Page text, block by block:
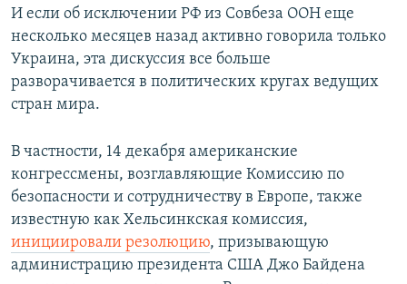
И если об исключении РФ из Совбеза ООН еще
несколько месяцев назад активно говорила только
Украина, эта дискуссия все больше
разворачивается в политических кругах ведущих
стран мира.
В частности, 14 декабря американские
конгрессмены, возглавляющие Комиссию по
безопасности и сотрудничеству в Европе, также
известную как Хельсинкская комиссия,
инициировали резолюцию, призывающую
администрацию президента США Джо Байдена